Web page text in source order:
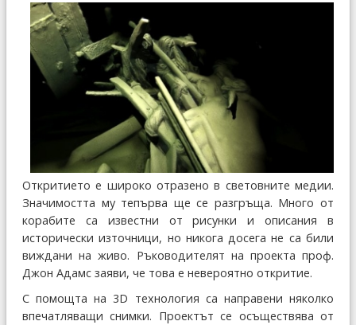
Откритието е широко отразено в световните медии.
Значимостта му тепърва ще се разгръща. Много от
корабите са известни от рисунки и описания в
исторически източници, но никога досега не са били
виждани на живо. Ръководителят на проекта проф.
Джон Адамс заяви, че това е невероятно откритие.
С помощта на 3D технология са направени няколко
впечатляващи снимки. Проектът се осъществява от